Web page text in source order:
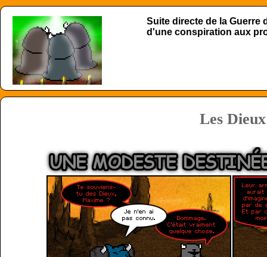
Suite directe de la Guerre
d'une conspiration aux
Les Dieux